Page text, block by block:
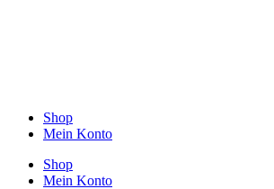
Shop
Mein Konto
Shop
Mein Konto